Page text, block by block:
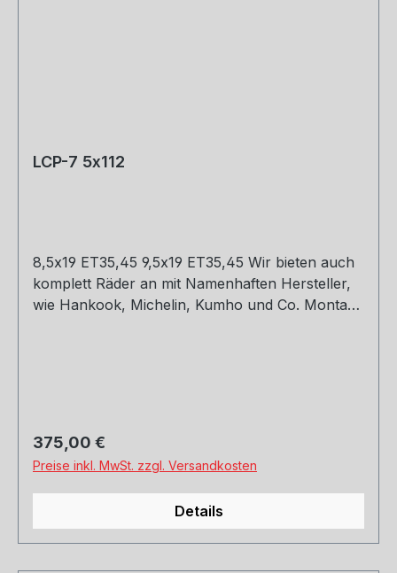
LCP-7 5x112
8,5x19 ET35,45 9,5x19 ET35,45 Wir bieten auch
komplett Räder an mit Namenhaften Hersteller,
wie Hankook, Michelin, Kumho und Co. Montage
Regulärer Preis:
375,00 €
Preise inkl. MwSt. zzgl. Versandkosten
Details